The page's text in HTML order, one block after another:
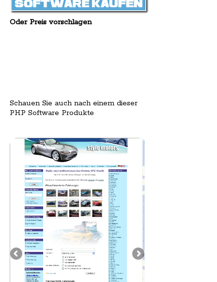
Oder Preis vorschlagen
Schauen Sie auch nach einem dieser
PHP Software Produkte